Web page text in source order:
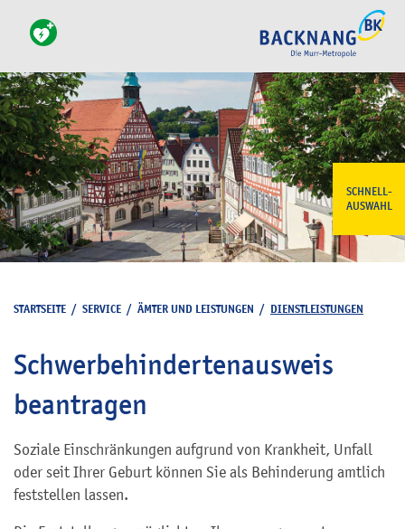
SCHNELL-
AUSWAHL
STARTSEITE / SERVICE / ÄMTER UND LEISTUNGEN / DIENSTLEISTUNGEN
Schwerbehindertenausweis
beantragen
Soziale Einschränkungen aufgrund von Krankheit, Unfall
oder seit Ihrer Geburt können Sie als Behinderung amtlich
feststellen lassen.